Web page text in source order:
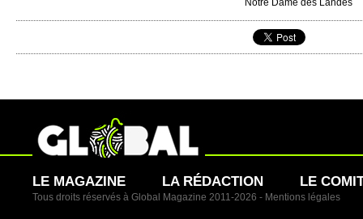
Notre Dame des Landes
LE MAGAZINE LA RÉDACTION LE
Tous droits réservés à Global Magazine 2011-2026 - Mentions légales